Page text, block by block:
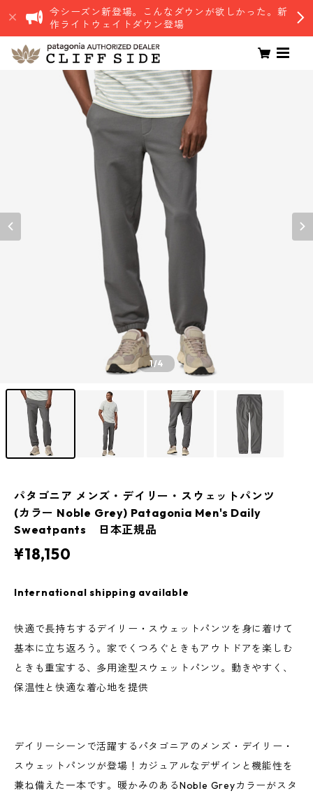
今シーズン新登場。こんなダウンが欲しかった。新
作ライトウェイトダウン登場
1/4
パタゴニア メンズ・デイリー・スウェットパンツ
(カラー Noble Grey) Patagonia Men's Daily
Sweatpants 日本正規品
¥18,150
International shipping available
快適で長持ちするデイリー・スウェットパンツを身に着けて
基本に立ち返ろう。家でくつろぐときもアウトドアを楽しむ
ときも重宝する、多用途型スウェットパンツ。動きやすく、
保温性と快適な着心地を提供
デイリーシーンで活躍するパタゴニアのメンズ・デイリー・
スウェットパンツが登場！カジュアルなデザインと機能性を
兼ね備えた一本です。暖かみのあるNoble Greyカラーがスタ